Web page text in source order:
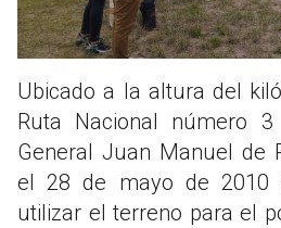
Ubicado a la altura del
Ruta Nacional número 3
General Juan Manuel de
el 28 de mayo de 2010
utilizar el terreno para el